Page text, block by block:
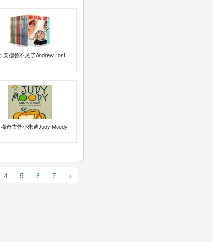
安德鲁不见了Andrew Lost
稀奇古怪小朱迪Judy Moody
4 5 6 7 »